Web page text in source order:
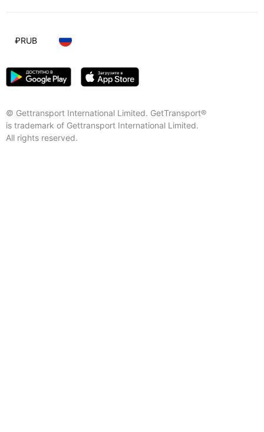
© Gettransport International Limited. GetTransport®
is trademark of Gettransport International Limited.
All rights reserved.
₽RUB